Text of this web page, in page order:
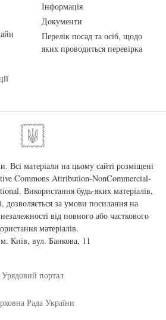
Інформація
Документи
Перелік посад та осіб, щодо
яких проводиться перевірка
Всі матеріали на цьому сайті розміщені
Commons Attribution-NonCommercial-
. Використання будь-яких матеріалів,
дозволяється за умови посилання на
від повного або часткового
матеріалів.
Київ, вул. Банкова, 11
Урядовий портал
Рада України